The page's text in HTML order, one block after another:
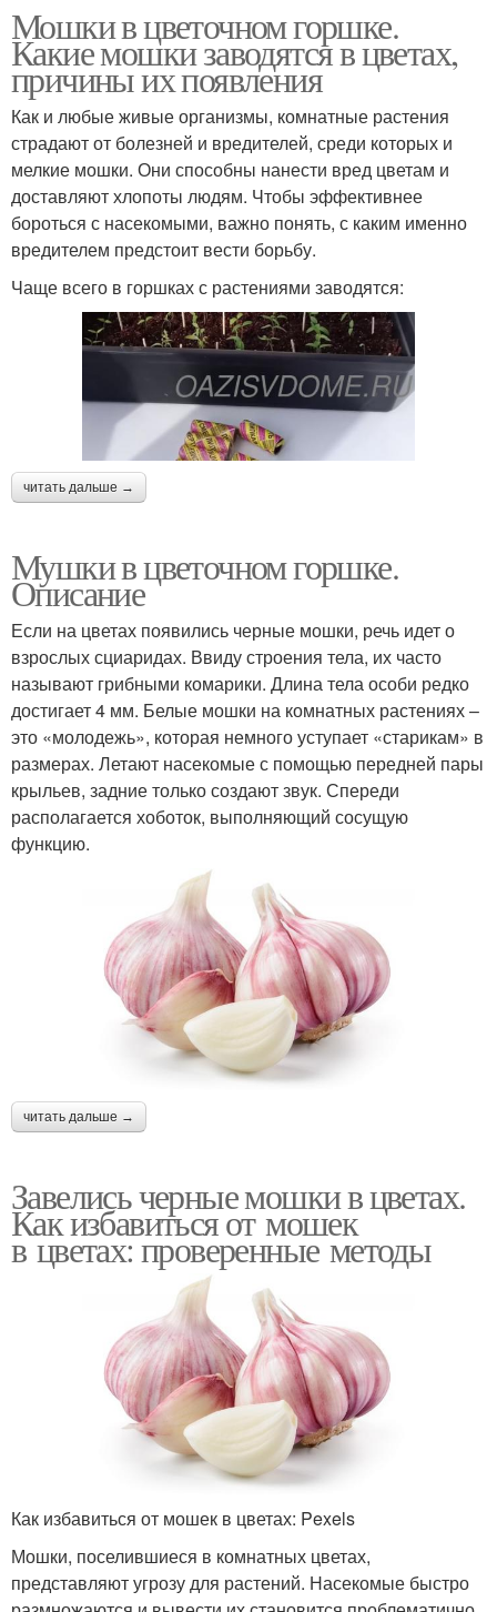
Мошки в цветочном горшке.
Какие мошки заводятся в цветах,
причины их появления
Как и любые живые организмы, комнатные растения
страдают от болезней и вредителей, среди которых и
мелкие мошки. Они способны нанести вред цветам и
доставляют хлопоты людям. Чтобы эффективнее
бороться с насекомыми, важно понять, с каким именно
вредителем предстоит вести борьбу.
Чаще всего в горшках с растениями заводятся:
читать дальше →
Мушки в цветочном горшке.
Описание
Если на цветах появились черные мошки, речь идет о
взрослых сциаридах. Ввиду строения тела, их часто
называют грибными комарики. Длина тела особи редко
достигает 4 мм. Белые мошки на комнатных растениях –
это «молодежь», которая немного уступает «старикам» в
размерах. Летают насекомые с помощью передней пары
крыльев, задние только создают звук. Спереди
располагается хоботок, выполняющий сосущую
функцию.
читать дальше →
Завелись черные мошки в цветах.
Как избавиться от мошек
в цветах: проверенные методы
Как избавиться от мошек в цветах: Pexels
Мошки, поселившиеся в комнатных цветах,
представляют угрозу для растений. Насекомые быстро